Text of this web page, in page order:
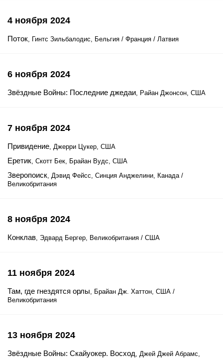
4 ноября 2024
Поток, Гинтс Зильбалодис, Бельгия / Франция / Латвия
6 ноября 2024
Звёздные Войны: Последние джедаи, Райан Джонсон, США
7 ноября 2024
Привидение, Джерри Цукер, США
Еретик, Скотт Бек, Брайан Вудс, США
Зверопоиск, Дэвид Фейсс, Синция Анджелини, Канада /
Великобритания
8 ноября 2024
Конклав, Эдвард Бергер, Великобритания / США
11 ноября 2024
Там, где гнездятся орлы, Брайан Дж. Хаттон, США /
Великобритания
13 ноября 2024
Звёздные Войны: Скайуокер. Восход, Джей Джей Абрамс,